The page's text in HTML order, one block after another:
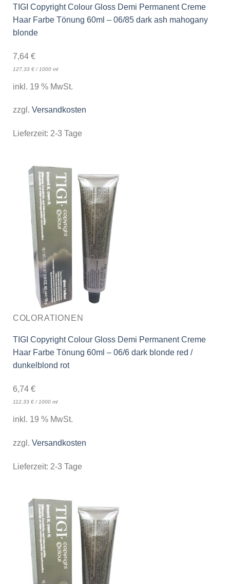
TIGI Copyright Colour Gloss Demi Permanent Creme
Haar Farbe Tönung 60ml – 06/85 dark ash mahogany
blonde
7,64 €
127,33 €/ 1000 ml
inkl. 19 % MwSt.
zzgl. Versandkosten
Lieferzeit: 2-3 Tage
COLORATIONEN
TIGI Copyright Colour Gloss Demi Permanent Creme
Haar Farbe Tönung 60ml – 06/6 dark blonde red /
dunkelblond rot
6,74 €
112,33 €/ 1000 ml
inkl. 19 % MwSt.
zzgl. Versandkosten
Lieferzeit: 2-3 Tage